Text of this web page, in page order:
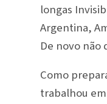
longas
Argentina,
De novo não
Como
trabalhou